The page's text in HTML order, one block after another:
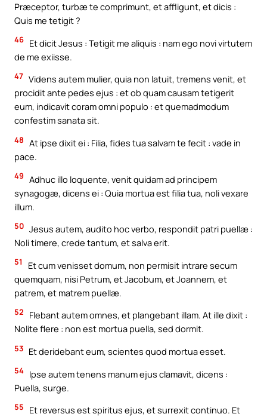
Præceptor, turbæ te comprimunt, et affligunt, et dicis :
Quis me tetigit ?
46 Et dicit Jesus : Tetigit me aliquis : nam ego novi virtutem
de me exiisse.
47 Videns autem mulier, quia non latuit, tremens venit, et
procidit ante pedes ejus : et ob quam causam tetigerit
eum, indicavit coram omni populo : et quemadmodum
confestim sanata sit.
48 At ipse dixit ei : Filia, fides tua salvam te fecit : vade in
pace.
49 Adhuc illo loquente, venit quidam ad principem
synagogæ, dicens ei : Quia mortua est filia tua, noli vexare
illum.
50 Jesus autem, audito hoc verbo, respondit patri puellæ :
Noli timere, crede tantum, et salva erit.
51
Et cum venisset domum, non permisit intrare secum
quemquam, nisi Petrum, et Jacobum, et Joannem, et
patrem, et matrem puellæ.
52
Flebant autem omnes, et plangebant illam. At ille dixit :
Nolite flere : non est mortua puella, sed dormit.
53 Et deridebant eum, scientes quod mortua esset.
54 Ipse autem tenens manum ejus clamavit, dicens :
Puella, surge.
55
Et reversus est spiritus ejus, et surrexit continuo. Et